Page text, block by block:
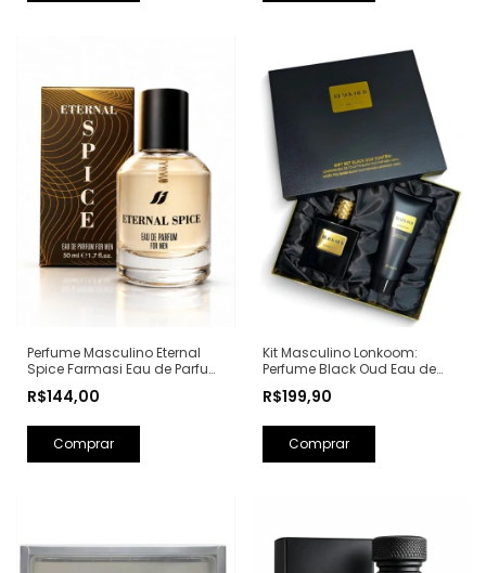
Perfume Masculino Eternal
Spice Farmasi Eau de Parfum
Carolina Herrera)
R$144,00
Kit Masculino Lonkoom:
Perfume Black Oud Eau de
Barba Perfumada 150ml
R$199,90